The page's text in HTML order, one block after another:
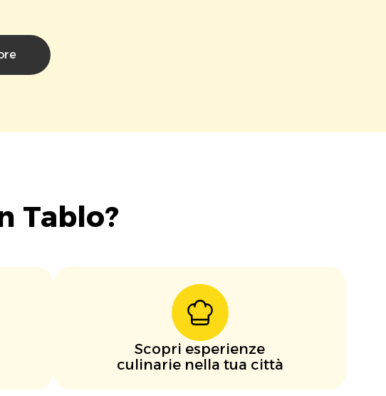
Tablo?
Scopri esperienze
culinarie nella tua città